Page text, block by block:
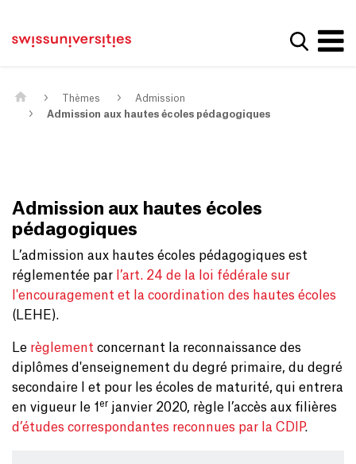
Main Navigation
Contenu
Méta-navigation
Afficher
Thèmes
Admission
Admission aux hautes écoles pédagogiques
Admission aux hautes écoles
pédagogiques
L’admission aux hautes écoles pédagogiques est
réglementée par l’art. 24 de la loi fédérale sur
l'encouragement et la coordination des hautes écoles
(LEHE).
Le règlement concernant la reconnaissance des
diplômes d'enseignement du degré primaire, du degré
secondaire I et pour les écoles de maturité, qui entrera
en vigueur le 1 er janvier 2020, règle l’accès aux filières
d’études correspondantes reconnues par la CDIP.